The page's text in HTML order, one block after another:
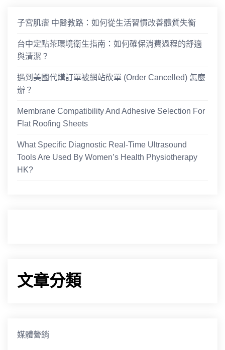
子宮肌瘤 中醫教路：如何從生活習慣改善體質失衡
台中定點茶環境衛生指南：如何確保消費過程的舒適
與清潔？
遇到美國代購訂單被網站砍單 (Order Cancelled) 怎麼
辦？
Membrane Compatibility And Adhesive Selection For
Flat Roofing Sheets
What Specific Diagnostic Real-Time Ultrasound
Tools Are Used By Women’s Health Physiotherapy
HK?
文章分類
媒體營銷